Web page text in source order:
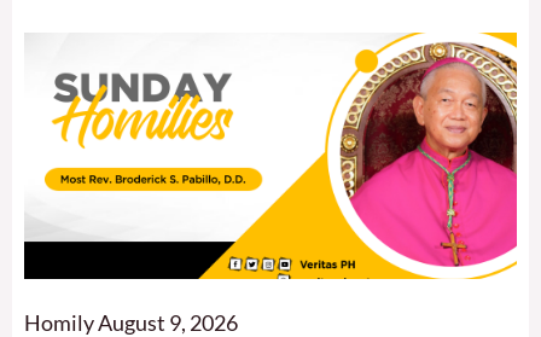
Homily August 9, 2026